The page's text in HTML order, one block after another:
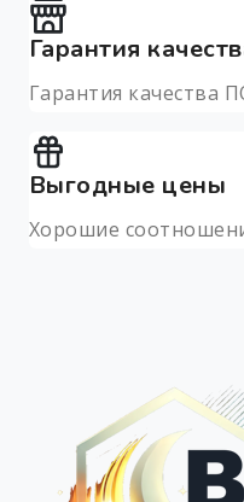
Гарантия
Гарантия качества
Выгодные цены
Хорошие